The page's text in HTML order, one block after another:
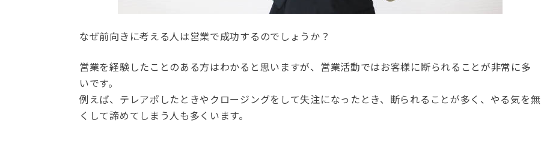
なぜ前向きに考える人は営業で成功するのでしょうか？
営業を経験したことのある方はわかると思いますが、営業活動ではお客様に断られることが非常に多
いです。
例えば、テレアポしたときやクロージングをして失注になったとき、断られることが多く、やる気を無
くして諦めてしまう人も多くいます。